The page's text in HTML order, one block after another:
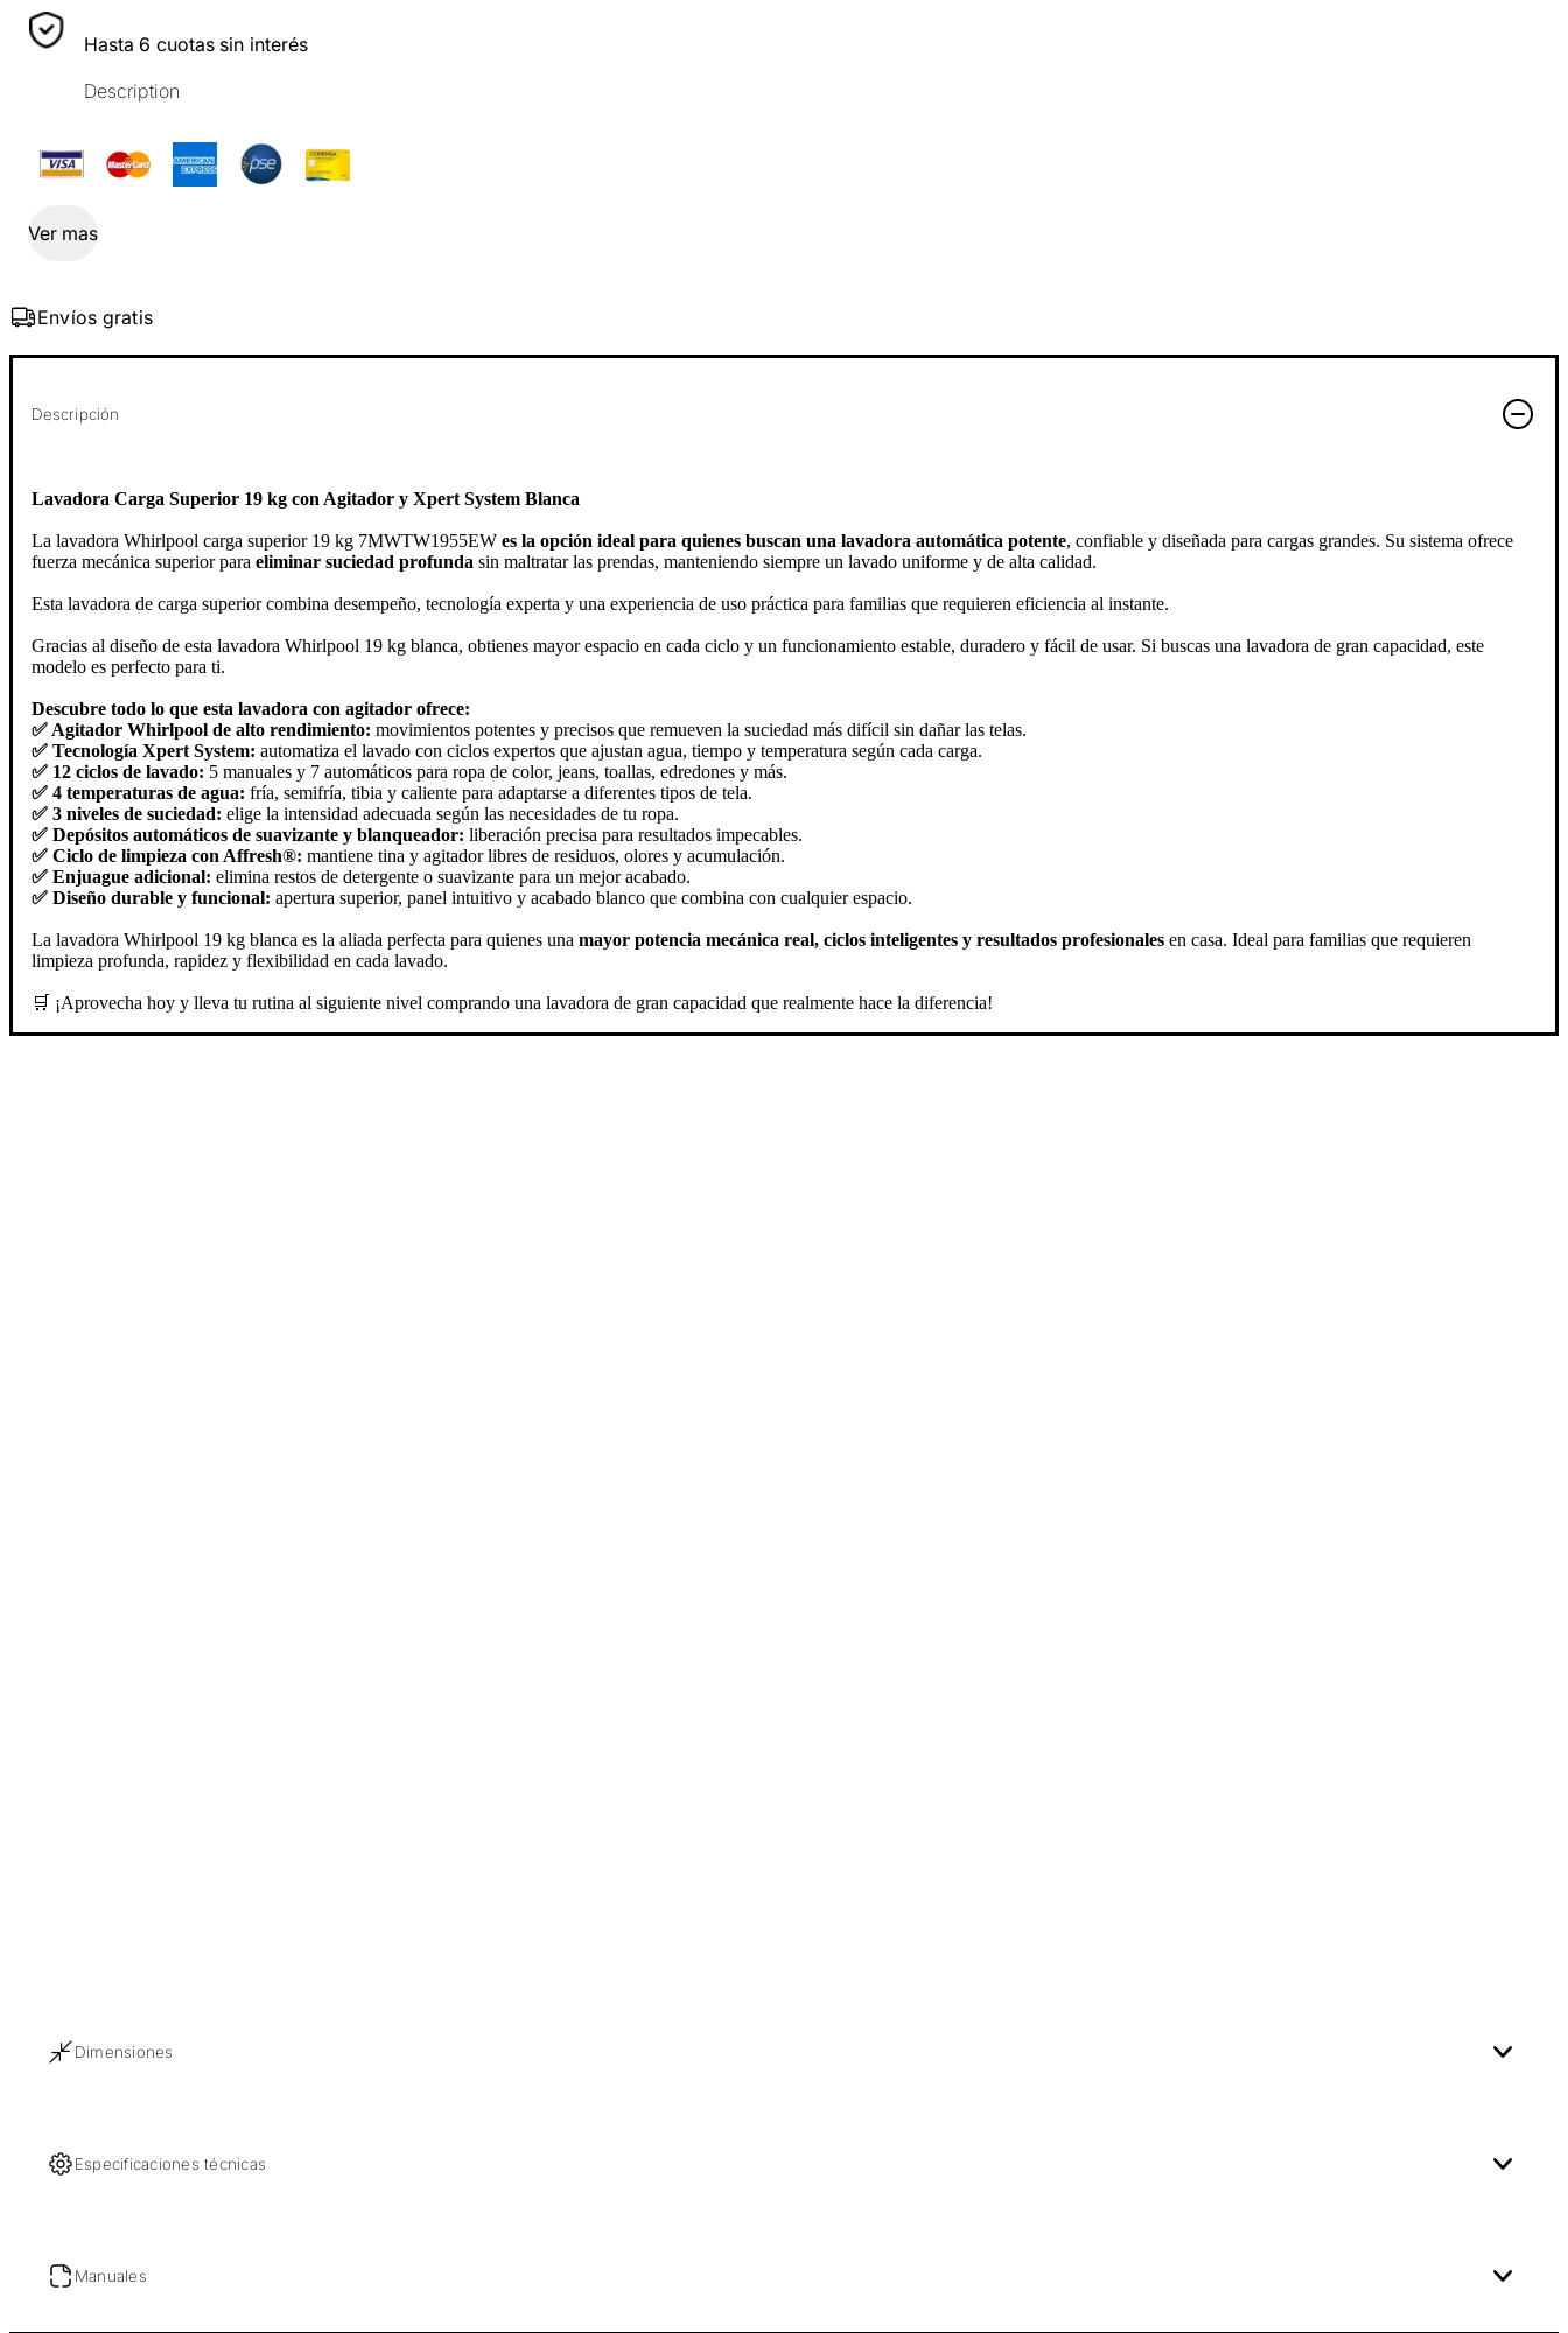
Hasta 6 cuotas sin interés
Description
Ver mas
Envíos gratis
Descripción
Lavadora Carga Superior 19 kg con Agitador y Xpert System Blanca
La lavadora Whirlpool carga superior 19 kg 7MWTW1955EW es la opción ideal para quienes buscan una lavadora automática potente, confiable y diseñada para cargas grandes. Su sistema ofrece
fuerza mecánica superior para eliminar suciedad profunda sin maltratar las prendas, manteniendo siempre un lavado uniforme y de alta calidad.
Esta lavadora de carga superior combina desempeño, tecnología experta y una experiencia de uso práctica para familias que requieren eficiencia al instante.
Gracias al diseño de esta lavadora Whirlpool 19 kg blanca, obtienes mayor espacio en cada ciclo y un funcionamiento estable, duradero y fácil de usar. Si buscas una lavadora de gran capacidad, este
modelo es perfecto para ti.
Descubre todo lo que esta lavadora con agitador ofrece:
✅ Agitador Whirlpool de alto rendimiento: movimientos potentes y precisos que remueven la suciedad más difícil sin dañar las telas.
✅ Tecnología Xpert System: automatiza el lavado con ciclos expertos que ajustan agua, tiempo y temperatura según cada carga.
✅ 12 ciclos de lavado: 5 manuales y 7 automáticos para ropa de color, jeans, toallas, edredones y más.
✅ 4 temperaturas de agua: fría, semifría, tibia y caliente para adaptarse a diferentes tipos de tela.
✅ 3 niveles de suciedad: elige la intensidad adecuada según las necesidades de tu ropa.
✅ Depósitos automáticos de suavizante y blanqueador: liberación precisa para resultados impecables.
✅ Ciclo de limpieza con Affresh®: mantiene tina y agitador libres de residuos, olores y acumulación.
✅ Enjuague adicional: elimina restos de detergente o suavizante para un mejor acabado.
✅ Diseño durable y funcional: apertura superior, panel intuitivo y acabado blanco que combina con cualquier espacio.
La lavadora Whirlpool 19 kg blanca es la aliada perfecta para quienes una mayor potencia mecánica real, ciclos inteligentes y resultados profesionales en casa. Ideal para familias que requieren
limpieza profunda, rapidez y flexibilidad en cada lavado.
🛒 ¡Aprovecha hoy y lleva tu rutina al siguiente nivel comprando una lavadora de gran capacidad que realmente hace la diferencia!
Dimensiones
Especificaciones técnicas
Manuales